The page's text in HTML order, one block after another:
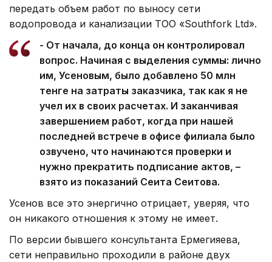
передать объем работ по выносу сети
водопровода и канализации ТОО «Southfork Ltd».
- От начала, до конца он контролировал
вопрос. Начиная с выделения суммы: лично
им, Усеновым, было добавлено 50 млн
тенге на затраты заказчика, так как я не
учел их в своих расчетах. И заканчивая
завершением работ, когда при нашей
последней встрече в офисе филиала было
озвучено, что начинаются проверки и
нужно прекратить подписание актов, –
взято из показаний Сеита Сеитова.
Усенов все это энергично отрицает, уверяя, что
он никакого отношения к этому не имеет.
По версии бывшего консультанта Ермегияева,
сети неправильно проходили в районе двух